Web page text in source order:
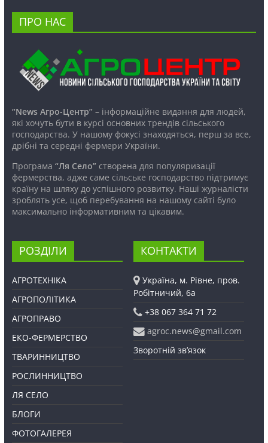
ПРО НАС
“News Агро-Центр”– інформаційне видання для людей,
які хочуть бути в курсі основних трендів сільського
господарства. У нашому фокусі знаходяться, перш за все,
дрібні та середні фермери України.
Програма “Ля Село”створена для популяризації
фермерства, адже саме сільське господарство підтримує
країну на шляху до успішного розвитку. Наші журналісти
зроблять усе, щоб перебування на нашому сайті було
максимально інформативним та цікавим.
РОЗДІЛИ
АГРОТЕХНІКА
АГРОПОЛІТИКА
АГРОПРАВО
ЕКО-ФЕРМЕРСТВО
ТВАРИННИЦТВО
РОСЛИННИЦТВО
ЛЯ СЕЛО
БЛОГИ
ФОТОГАЛЕРЕЯ
КОНТАКТИ
Україна, м. Рівне, пров.
Робітничий, 6а
+38 067 364 71 72
agroc.news@gmail.com
Зворотній зв’язок